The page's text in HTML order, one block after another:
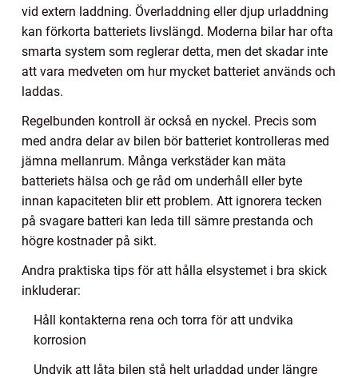
vid extern laddning. Överladdning eller djup urladdning
kan förkorta batteriets livslängd. Moderna bilar har ofta
smarta system som reglerar detta, men det skadar inte
att vara medveten om hur mycket batteriet används och
laddas.
Regelbunden kontroll är också en nyckel. Precis som
med andra delar av bilen bör batteriet kontrolleras med
jämna mellanrum. Många verkstäder kan mäta
batteriets hälsa och ge råd om underhåll eller byte
innan kapaciteten blir ett problem. Att ignorera tecken
på svagare batteri kan leda till sämre prestanda och
högre kostnader på sikt.
Andra praktiska tips för att hålla elsystemet i bra skick
inkluderar:
Håll kontakterna rena och torra för att undvika
korrosion
Undvik att låta bilen stå helt urladdad under längre